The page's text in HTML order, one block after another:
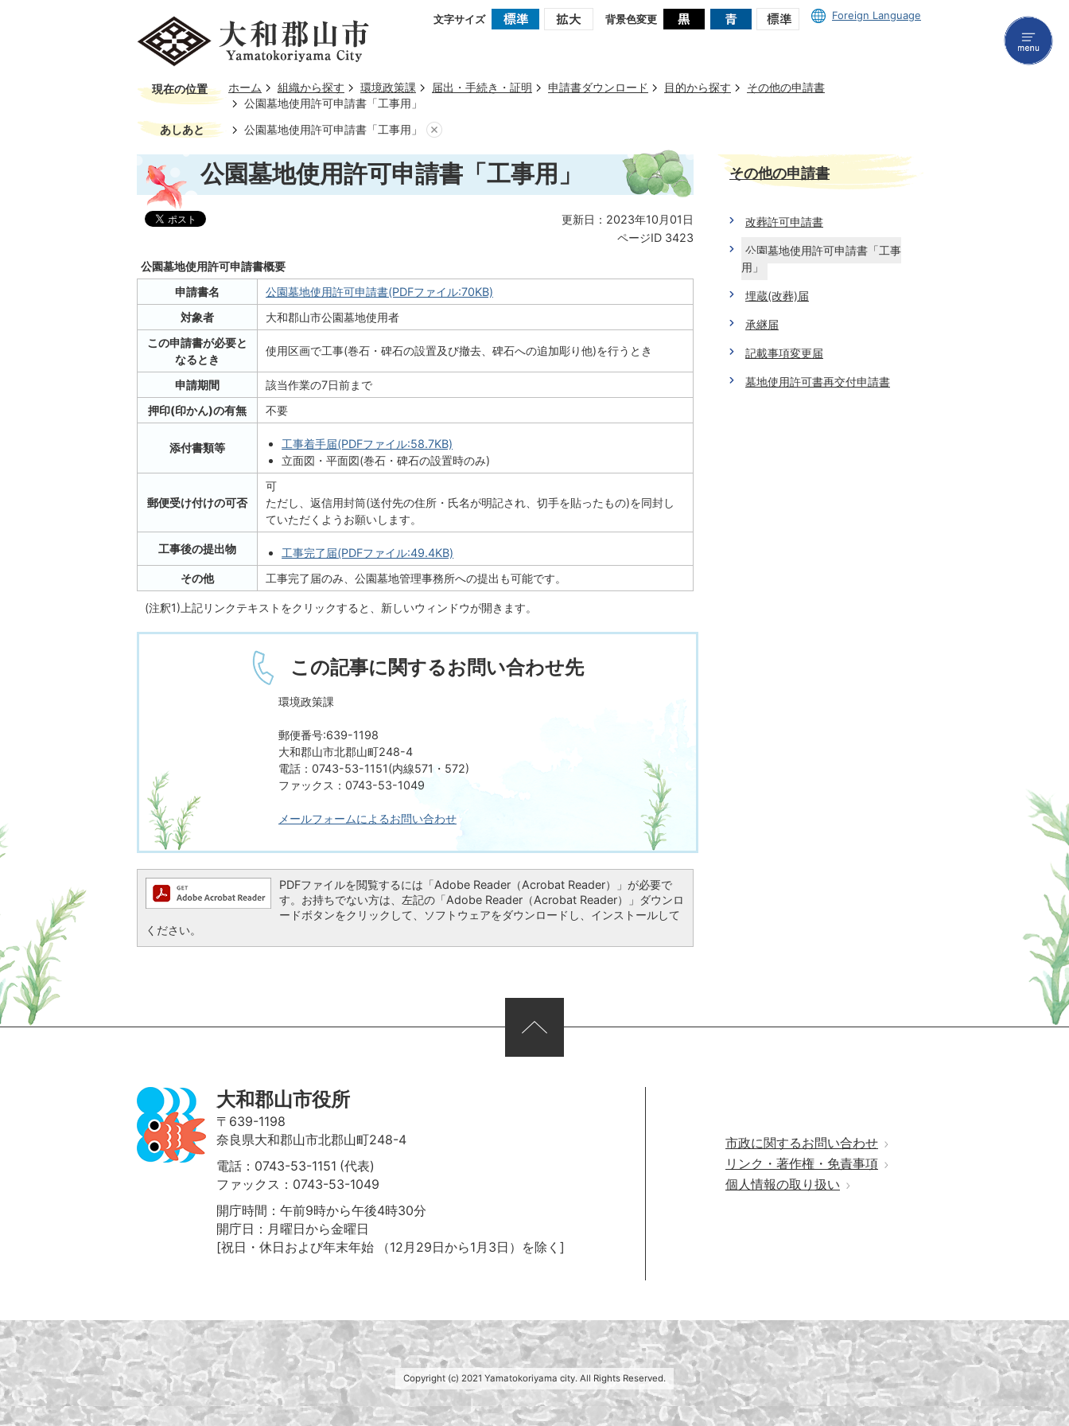
文字サイズ 背景色変更 Foreign Language
現在の位置 ホーム 組織から探す 環境政策課 届出・手続き・証明 申請書ダウンロード 目的から探す
その他の申請書
公園墓地使用許可申請書「工事用」
あしあと 公園墓地使用許可申請書「工事用」
公園墓地使用許可申請書「工事用」
更新日：2023年10月01日
ページID 3423
公園墓地使用許可申請書概要
申請書名
公園墓地使用許可申請書(PDFファイル:70KB)
対象者
大和郡山市公園墓地使用者
この申請書が必要と
なるとき
使用区画で工事(巻石・碑石の設置及び撤去、碑石への追加彫り他)を行うとき
申請期間
該当作業の7日前まで
押印(印かん)の有無
不要
添付書類等
工事着手届(PDFファイル:58.7KB)
立面図・平面図(巻石・碑石の設置時のみ)
郵便受け付けの可否
可
ただし、返信用封筒(送付先の住所・氏名が明記され、切手を貼ったもの)を同封し
ていただくようお願いします。
工事後の提出物
工事完了届(PDFファイル:49.4KB)
その他
工事完了届のみ、公園墓地管理事務所への提出も可能です。
(注釈1)上記リンクテキストをクリックすると、新しいウィンドウが開きます。
この記事に関するお問い合わせ先
環境政策課
郵便番号:639-1198
大和郡山市北郡山町248-4
電話：0743-53-1151(内線571・572)
ファックス：0743-53-1049
メールフォームによるお問い合わせ
PDFファイルを閲覧するには「Adobe Reader（Acrobat Reader）」が必要で
す。お持ちでない方は、左記の「Adobe Reader（Acrobat Reader）」ダウンロ
ードボタンをクリックして、ソフトウェアをダウンロードし、インストールして
ください。
その他の申請書
改葬許可申請書
公園墓地使用許可申請書「工事
用」
埋蔵(改葬)届
承継届
記載事項変更届
墓地使用許可書再交付申請書
大和郡山市役所
〒639-1198
奈良県大和郡山市北郡山町248-4
電話：0743-53-1151 (代表)
ファックス：0743-53-1049
開庁時間：午前9時から午後4時30分
開庁日：月曜日から金曜日
[祝日・休日および年末年始
（12月29日から1月3日）を除く]
市政に関するお問い合わせ
リンク・著作権・免責事項
個人情報の取り扱い
Copyright (c) 2021 Yamatokoriyama city. All Rights Reserved.